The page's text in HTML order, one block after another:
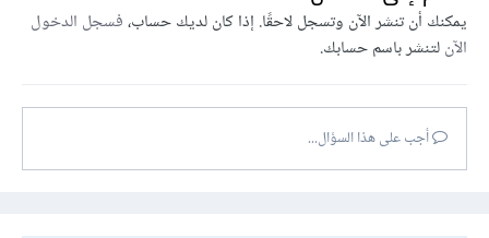
يمكنك أن تنشر الآن وتسجل لاحقًا. إذا كان لديك حساب،فسجل الدخول
الآنلتنشر باسم حسابك.
أجب على هذا السؤال...